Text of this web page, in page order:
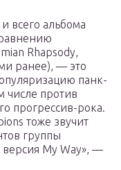
всего альбома
Rhapsody,
ранее), — это
панк-
числе против
прогрессив-рока.
тоже звучит
группы
My Way», —